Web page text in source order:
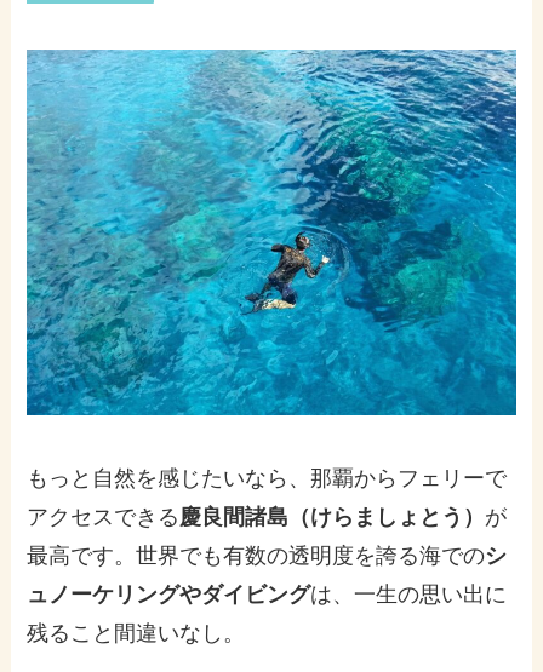
もっと自然を感じたいなら、那覇からフェリーで
アクセスできる 慶良間諸島（けらましょとう） が
最高です。世界でも有数の透明度を誇る海でのシ
ュノーケリングやダイビングは、一生の思い出に
残ること間違いなし。